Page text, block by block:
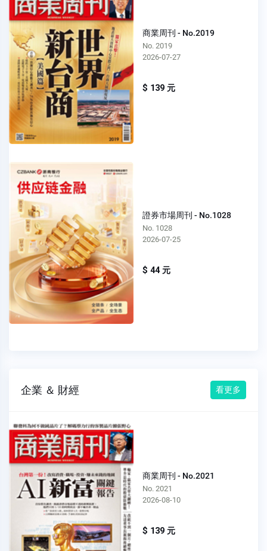
商業周刊 - No.2019
No. 2019
2026-07-27
$ 139 元
證券市場周刊 - No.1028
No. 1028
2026-07-25
$ 44 元
企業 ＆ 財經 看更多
商業周刊 - No.2021
No. 2021
2026-08-10
$ 139 元